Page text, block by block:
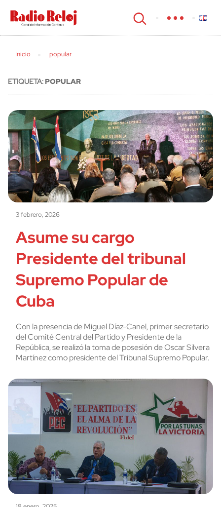
cerrar
Inicio popular
ETIQUETA:POPULAR
3 febrero, 2026
Asume su cargo
Presidente del tribunal
Supremo Popular de
Cuba
Con la presencia de Miguel Díaz-Canel, primer secretario
del Comité Central del Partido y Presidente de la
República, se realizó la toma de posesión de Oscar Silvera
Martínez como presidente del Tribunal Supremo Popular.